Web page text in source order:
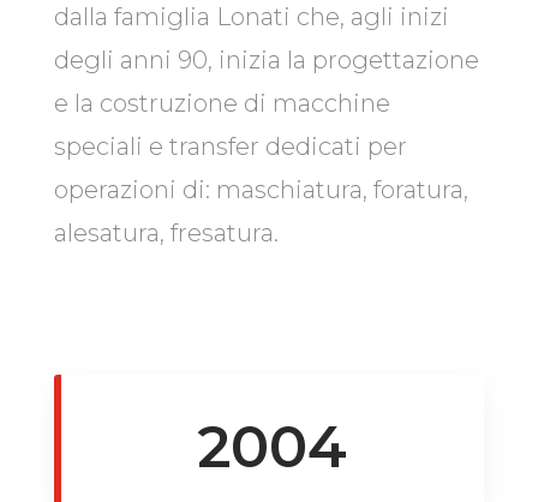
dalla famiglia Lonati che, agli inizi
degli anni 90, inizia la progettazione
e la costruzione di macchine
speciali e transfer dedicati per
operazioni di: maschiatura, foratura,
alesatura, fresatura.
2004